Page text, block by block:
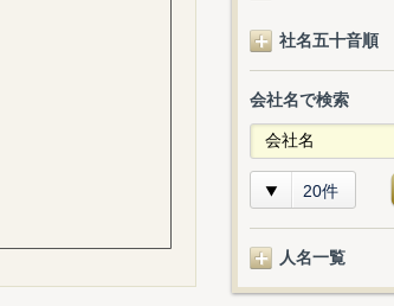
社名五十音順
会社名で検索
20件
人名一覧